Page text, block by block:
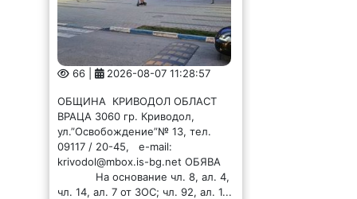
66 | 2026-08-07 11:28:57
ОБЩИНА КРИВОДОЛ ОБЛАСТ
ВРАЦА 3060 гр. Криводол,
ул.”Освобождение”№ 13, тел.
09117 / 20-45, e-mail:
krivodol@mbox.is-bg.net ОБЯВА
На основание чл. 8, ал. 4,
чл. 14, ал. 7 от ЗОС; чл. 92, ал. 1...